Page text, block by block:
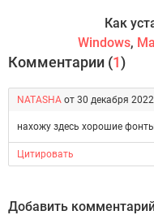
Как
Windows,
Комментарии (1)
NATASHA от 30 декабря 2022
нахожу здесь хорошие
Цитировать
Добавить